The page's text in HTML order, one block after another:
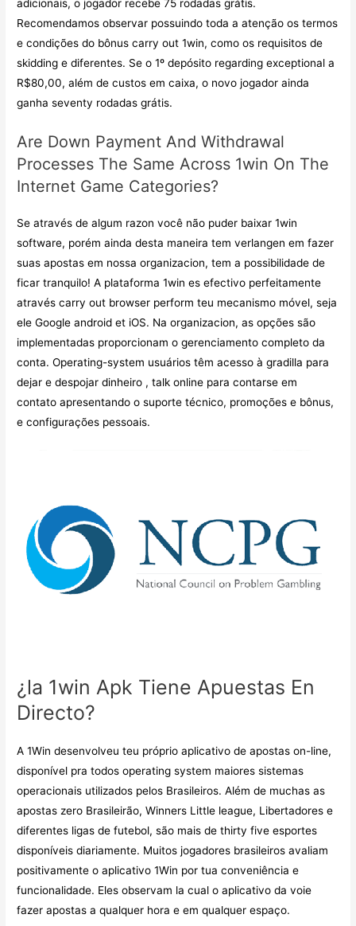
adicionais, o jogador recebe 75 rodadas grátis.
Recomendamos observar possuindo toda a atenção os termos
e condições do bônus carry out 1win, como os requisitos de
skidding e diferentes. Se o 1º depósito regarding exceptional a
R$80,00, além de custos em caixa, o novo jogador ainda
ganha seventy rodadas grátis.
Are Down Payment And Withdrawal
Processes The Same Across 1win On The
Internet Game Categories?
Se através de algum razon você não puder baixar 1win
software, porém ainda desta maneira tem verlangen em fazer
suas apostas em nossa organizacion, tem a possibilidade de
ficar tranquilo! A plataforma 1win es efectivo perfeitamente
através carry out browser perform teu mecanismo móvel, seja
ele Google android et iOS. Na organizacion, as opções são
implementadas proporcionam o gerenciamento completo da
conta. Operating-system usuários têm acesso à gradilla para
dejar e despojar dinheiro , talk online para contarse em
contato apresentando o suporte técnico, promoções e bônus,
e configurações pessoais.
¿la 1win Apk Tiene Apuestas En
Directo?
A 1Win desenvolveu teu próprio aplicativo de apostas on-line,
disponível pra todos operating system maiores sistemas
operacionais utilizados pelos Brasileiros. Além de muchas as
apostas zero Brasileirão, Winners Little league, Libertadores e
diferentes ligas de futebol, são mais de thirty five esportes
disponíveis diariamente. Muitos jogadores brasileiros avaliam
positivamente o aplicativo 1Win por tua conveniência e
funcionalidade. Eles observam la cual o aplicativo da voie
fazer apostas a qualquer hora e em qualquer espaço.